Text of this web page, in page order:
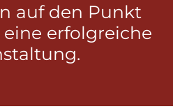
auf den Punkt
erfolgreiche